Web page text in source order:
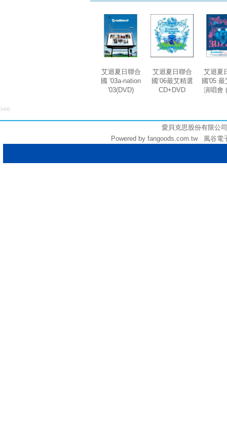
艾迴夏日聯合
國 '03a-nation
'03(DVD)
艾迴夏日聯合
國’06最艾精選
CD+DVD
艾迴夏
國'05
演唱會
3400
愛貝克思股份有限
Powered by fangoods.com.tw 風谷電子商